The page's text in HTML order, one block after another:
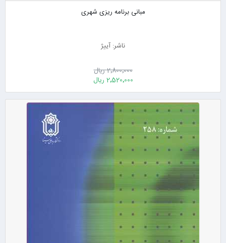
مبانی برنامه ریزی شهری
ناشر: آییژ
2٬800٬000 ریال
2٬520٬000 ریال